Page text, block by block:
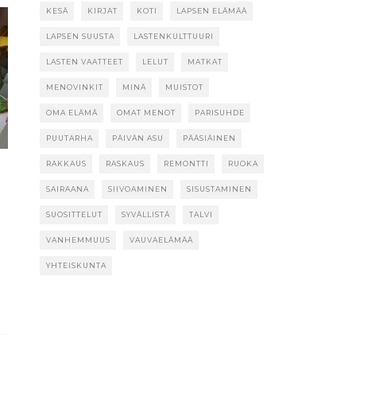
KESÄ KIRJAT KOTI LAPSEN ELÄMÄÄ
LAPSEN SUUSTA LASTENKULTTUURI
LASTEN VAATTEET LELUT MATKAT
MENOVINKIT MINÄ MUISTOT
OMA ELÄMÄ OMAT MENOT PARISUHDE
PUUTARHA PÄIVÄN ASU PÄÄSIÄINEN
RAKKAUS RASKAUS REMONTTI RUOKA
SAIRAANA SIIVOAMINEN SISUSTAMINEN
SUOSITTELUT SYVÄLLISTÄ TALVI
VANHEMMUUS VAUVAELÄMÄÄ
YHTEISKUNTA